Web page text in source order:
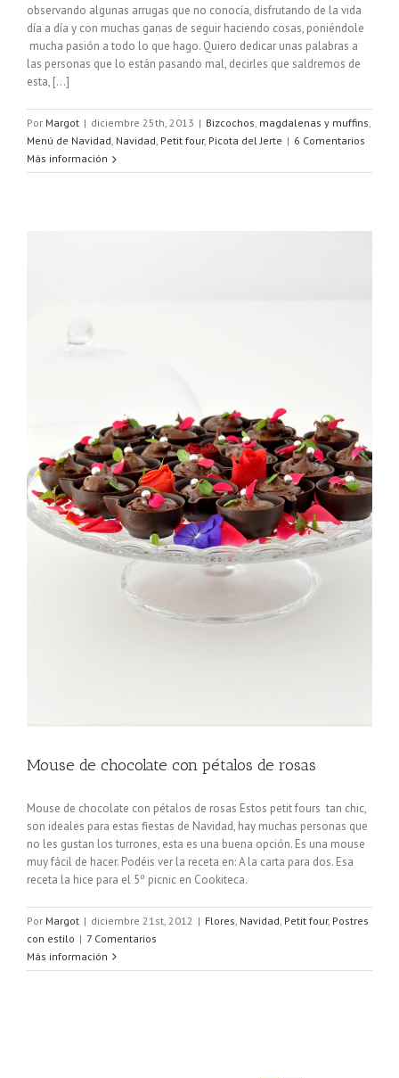
observando algunas arrugas que no conocía, disfrutando de la vida
día a día y con muchas ganas de seguir haciendo cosas, poniéndole
mucha pasión a todo lo que hago. Quiero dedicar unas palabras a
las personas que lo están pasando mal, decirles que saldremos de
esta, [...]
Por Margot | diciembre 25th, 2013 | Bizcochos, magdalenas y muffins,
Menú de Navidad, Navidad, Petit four, Picota del Jerte | 6 Comentarios
Más información
Mouse de chocolate con pétalos de rosas
Mouse de chocolate con pétalos de rosas Estos petit fours tan chic,
son ideales para estas fiestas de Navidad, hay muchas personas que
no les gustan los turrones, esta es una buena opción. Es una mouse
muy fácil de hacer. Podéis ver la receta en: A la carta para dos. Esa
receta la hice para el 5º picnic en Cookiteca.
Por Margot | diciembre 21st, 2012 | Flores Navidad Petit four, Postres
con estilo | 7 Comentarios
Más información